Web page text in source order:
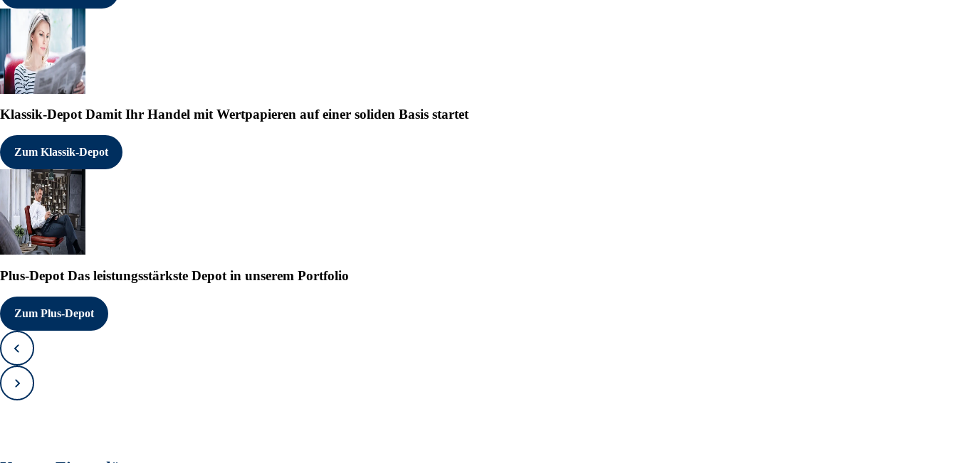
Klassik-DepotDamit Ihr Handel mit Wertpapieren auf einer soliden Basis startet
Zum Klassik-Depot
Plus-Depot Das leistungsstärkste Depot in unserem Portfolio
Zum Plus-Depot
Zurück
Vorwärts